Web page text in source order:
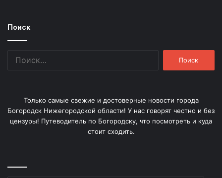
Поиск
Только самые свежие и достоверные новости города
Богородск Нижегородской области! У нас говорят честно и без
цензуры! Путеводитель по Богородску, что посмотреть и куда
стоит сходить.